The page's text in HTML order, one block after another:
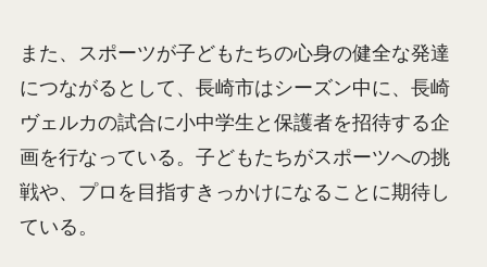
また、スポーツが子どもたちの心身の健全な発達
につながるとして、長崎市はシーズン中に、長崎
ヴェルカの試合に小中学生と保護者を招待する企
画を行なっている。子どもたちがスポーツへの挑
戦や、プロを目指すきっかけになることに期待し
ている。